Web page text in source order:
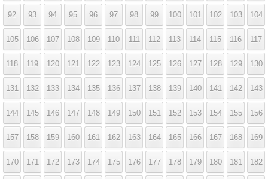
92 93 94 95 96 97 98 99 100 101 102 103 104
105 106 107 108 109 110 111 112 113 114 115 116 117
118 119 120 121 122 123 124 125 126 127 128 129 130
131 132 133 134 135 136 137 138 139 140 141 142 143
144 145 146 147 148 149 150 151 152 153 154 155 156
157 158 159 160 161 162 163 164 165 166 167 168 169
170 171 172 173 174 175 176 177 178 179 180 181 182